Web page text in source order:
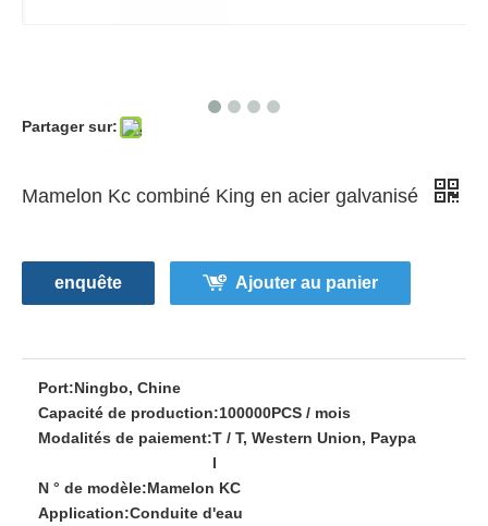
Partager sur:
Mamelon Kc combiné King en acier galvanisé
enquête Ajouter au panier
Port:Ningbo, Chine
Capacité de production:100000PCS / mois
Modalités de paiement:T / T, Western Union, Paypa
l
N ° de modèle:Mamelon KC
Application:Conduite d'eau